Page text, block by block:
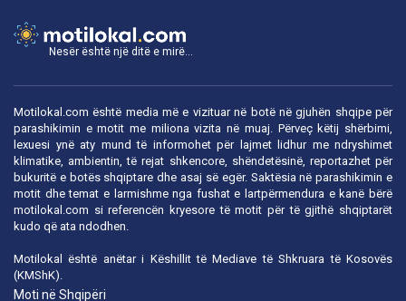
Nesër është një ditë e mirë...
Motilokal.com është media më e vizituar në botë në gjuhën shqipe për
parashikimin e motit me miliona vizita në muaj. Përveç këtij shërbimi,
lexuesi ynë aty mund të informohet për lajmet lidhur me ndryshimet
klimatike, ambientin, të rejat shkencore, shëndetësinë, reportazhet për
bukuritë e botës shqiptare dhe asaj së egër. Saktësia në parashikimin e
motit dhe temat e larmishme nga fushat e lartpërmendura e kanë bërë
motilokal.com si referencën kryesore të motit për të gjithë shqiptarët
kudo që ata ndodhen.
Motilokal është anëtar i Këshillit të Mediave të Shkruara të Kosovës
(KMShK).
Moti në Shqipëri